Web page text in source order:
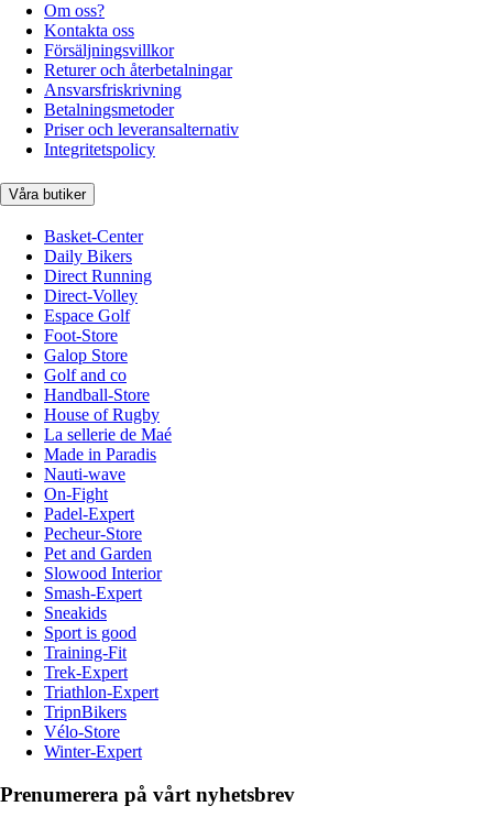
Om oss?
Kontakta oss
Försäljningsvillkor
Returer och återbetalningar
Ansvarsfriskrivning
Betalningsmetoder
Priser och leveransalternativ
Integritetspolicy
Våra butiker
Basket-Center
Daily Bikers
Direct Running
Direct-Volley
Espace Golf
Foot-Store
Galop Store
Golf and co
Handball-Store
House of Rugby
La sellerie de Maé
Made in Paradis
Nauti-wave
On-Fight
Padel-Expert
Pecheur-Store
Pet and Garden
Slowood Interior
Smash-Expert
Sneakids
Sport is good
Training-Fit
Trek-Expert
Triathlon-Expert
TripnBikers
Vélo-Store
Winter-Expert
Prenumerera på vårt nyhetsbrev